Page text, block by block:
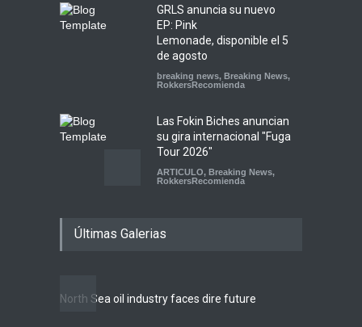
GRLS anuncia su nuevo
EP: Pink
Lemonade, disponible el 5
de agosto
breaking news, Breaking News,
RokkersRecomienda
Las Fokin Biches anuncian
su gira internacional "Fuga
Tour 2026"
ARTICULO, Breaking News,
RokkersRecomienda
nuevo de Psychedelic Porn
RokkersRecomienda,Sin
categoría
Últimas Galerias
North Sea oil industry faces dire future